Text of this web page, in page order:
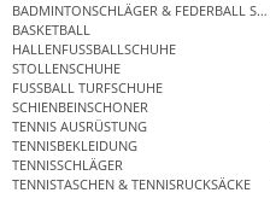
BADMINTONSCHLÄGER & FEDERBALL
BASKETBALL
HALLENFUSSBALLSCHUHE
STOLLENSCHUHE
FUSSBALL TURFSCHUHE
SCHIENBEINSCHONER
TENNIS AUSRÜSTUNG
TENNISBEKLEIDUNG
TENNISSCHLÄGER
TENNISTASCHEN & TENNISRUCKSÄCKE